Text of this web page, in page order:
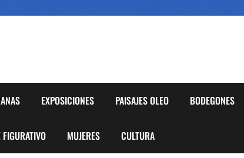
EXPOSICIONES PAISAJES OLEO BODEGONES
FIGURATIVO MUJERES CULTURA